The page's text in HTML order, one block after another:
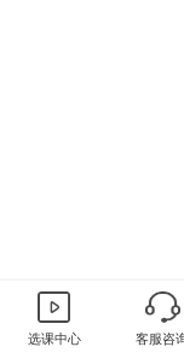
选课中心 客服咨